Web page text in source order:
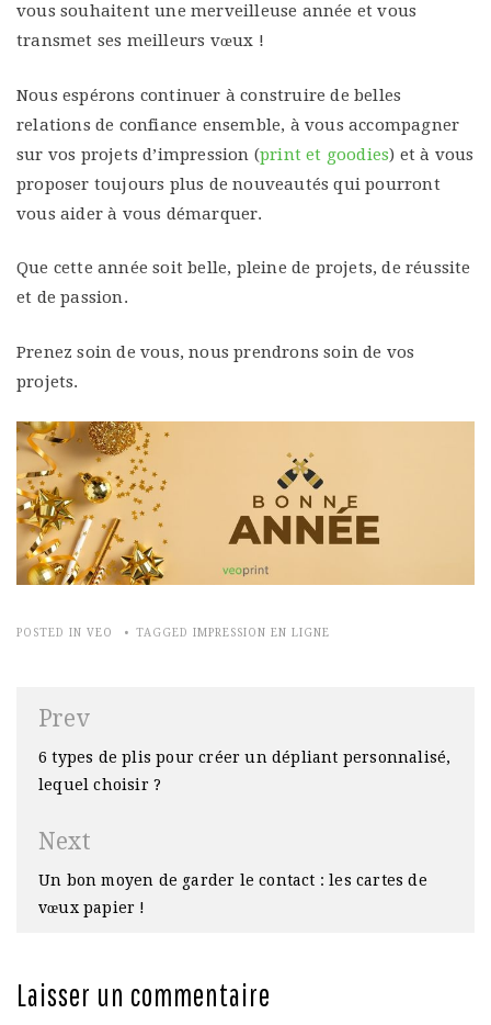
vous souhaitent une merveilleuse année et vous
transmet ses meilleurs vœux !
Nous espérons continuer à construire de belles
relations de confiance ensemble, à vous accompagner
sur vos projets d’impression (print et goodies) et à vous
proposer toujours plus de nouveautés qui pourront
vous aider à vous démarquer.
Que cette année soit belle, pleine de projets, de réussite
et de passion.
Prenez soin de vous, nous prendrons soin de vos
projets.
POSTED IN VEO TAGGED IMPRESSION EN LIGNE
Navigation
l’article
Prev
6 types de plis pour créer un dépliant personnalisé,
lequel choisir ?
Next
Un bon moyen de garder le contact : les cartes de
vœux papier !
Laisser un commentaire